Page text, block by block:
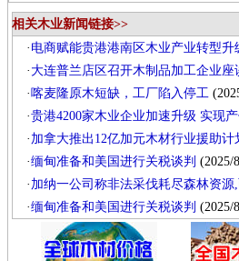
相关木业新闻链接>>
· 电商赋能贵港港南区木业产业转型升
· 大连普兰店区召开木制品加工企业座
·喀麦隆原木短缺，工厂陷入停工
·贵港4200家木业企业加速升级 实现
· 加拿大推出12亿加元木材行业援助计
·缅甸准备和美国进行关税谈判 (2025/
· 加纳一公司称非法采伐耗尽森林资源
·缅甸准备和美国进行关税谈判 (2025/